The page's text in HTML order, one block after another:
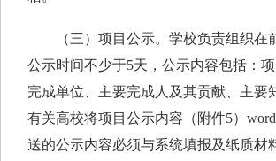
（三）项目公示。学校负责组织在
公示时间不少于5天，公示内容包括：
完成单位、主要完成人及其贡献、主
有关高校将项目公示内容（附件5）
送的公示内容必须与系统填报及纸质材